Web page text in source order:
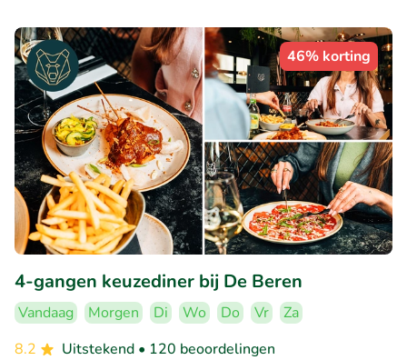
46% korting
4-gangen keuzediner bij De Beren
Vandaag Morgen Di Wo Do Vr
Za
8.2
Uitstekend • 120 beoordelingen